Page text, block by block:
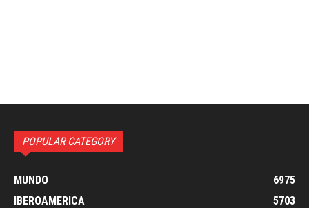
POPULAR CATEGORY
MUNDO
6975
IBEROAMERICA
5703